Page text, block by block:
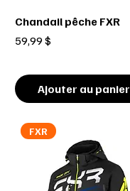
Chandail pêche FXR
Prix
59,99 $
Ajouter au panier
FXR